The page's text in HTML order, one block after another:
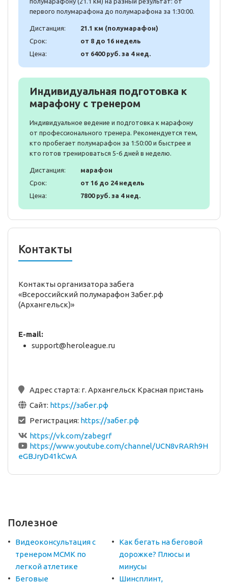
первого полумарафона до полумарафона за 1:30:00.
Дистанция:
21.1 км (полумарафон)
Срок:
от 8 до 16 недель
Цена:
от 6400 руб. за 4 нед.
Индивидуальная подготовка к
марафону с тренером
Индивидуальное ведение и подготовка к марафону
от профессионального тренера. Рекомендуется тем,
кто пробегает полумарафон за 1:50:00 и быстрее и
кто готов тренироваться 5-6 дней в неделю.
Дистанция:
марафон
Срок:
от 16 до 24 недель
Цена:
7800 руб. за 4 нед.
Контакты
Контакты организатора забега
«Всероссийский полумарафон Забег.рф
(Архангельск)»
E-mail:
support@heroleague.ru
Адрес старта: г. Архангельск Красная пристань
Сайт: https://забег.рф
Регистрация: https://забег.рф
https://vk.com/zabegrf
https://www.youtube.com/channel/UCN8vRARh9H
eGBJryD41kCwA
Полезное
Видеоконсультация с
тренером МСМК по
легкой атлетике
Как бегать на беговой
дорожке? Плюсы и
минусы
Беговые
Шинсплинт,